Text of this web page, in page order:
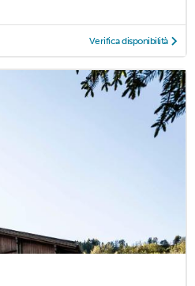
Verifica disponibilità